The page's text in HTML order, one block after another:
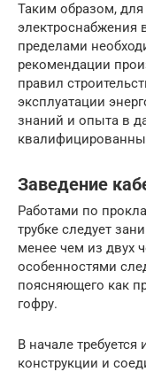
Таким образом,
электроснабжения
пределами
рекомендации
правил
эксплуатации
знаний и опыта в
Заведение
Работами по
трубке следует
менее чем из двух
особенностями
поясняющего как
гофру.
В начале
конструкции и